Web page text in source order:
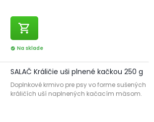
shopping_cart
check_circle Na sklade
SALAČ Králičie uši plnené kačkou 250 g
Doplnkové krmivo pre psy vo forme sušených
králičích uší naplnených kačacím mäsom.